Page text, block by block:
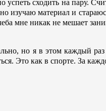
сходить на пару.
материал и
мне никак не мешает
но я в этом каждый
Это как в спорте. За